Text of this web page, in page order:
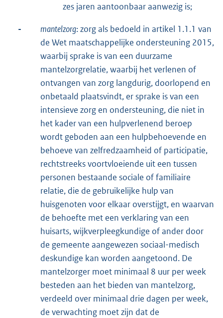
zes jaren aantoonbaar aanwezig is;
- mantelzorg: zorg als bedoeld in artikel 1.1.1 van
de Wet maatschappelijke ondersteuning 2015,
waarbij sprake is van een duurzame
mantelzorgrelatie, waarbij het verlenen of
ontvangen van zorg langdurig, doorlopend en
onbetaald plaatsvindt, er sprake is van een
intensieve zorg en ondersteuning, die niet in
het kader van een hulpverlenend beroep
wordt geboden aan een hulpbehoevende en
behoeve van zelfredzaamheid of participatie,
rechtstreeks voortvloeiende uit een tussen
personen bestaande sociale of familiaire
relatie, die de gebruikelijke hulp van
huisgenoten voor elkaar overstijgt, en waarvan
de behoefte met een verklaring van een
huisarts, wijkverpleegkundige of ander door
de gemeente aangewezen sociaal-medisch
deskundige kan worden aangetoond. De
mantelzorger moet minimaal 8 uur per week
besteden aan het bieden van mantelzorg,
verdeeld over minimaal drie dagen per week,
de verwachting moet zijn dat de